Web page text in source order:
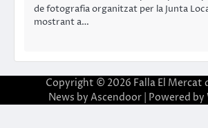
de fotografia organitzat per la Junta
mostrant a…
Copyright © 2026 Falla El Mercat
News by Ascendoor| Powered by